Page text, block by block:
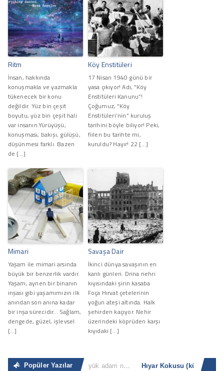
Ritm
İnsan, hakkında
konuşmakla ve yazmakla
tükenecek bir konu
değildir. Yüz bin çeşit
boyutu, yüz bin çeşit hali
var insanın.Yürüyüşü,
konuşması, bakışı, gülüşü,
düşünmesi farklı. Bazen
de […]
Köy Enstitüleri
17 Nisan 1940 günü bir
yasa çıkıyor! Adı, “Köy
Enstitüleri Kanunu”!
Çoğumuz, “Köy
Enstitüleri’nin” kuruluş
tarihini böyle biliyor! Peki,
fiilen bu tarihte mi,
kuruldu? Hayır! 22 […]
Mimari
Yaşam ile mimari arsında
büyük bir benzerlik vardır.
Yaşam, aynen bir binanın
inşası gibi yaşamımızın ilk
anından son anına kadar
bir inşa sürecidir... Sağlam,
dengede, güzel, işlevsel
[…]
Savaşa Dair
İkinci dünya savaşının en
kanlı günleri. Drina nehri
kıyısındaki şirin kasaba
Foça Hırvat çetelerinin
yoğun ateşi altında. Halk
şehirden kaçıyor. Nehir
üzerindeki köprüden karşı
kıyıdaki […]
Popüler Yazılar
Sıradan İnsan “Büyük adam nerede ve ne zaman küçük adam olacağını bilir. Küçük adam ise küçük olduğunun [...]